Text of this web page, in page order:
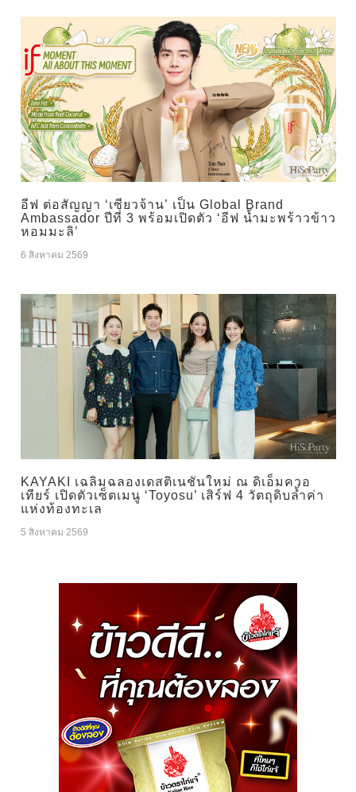
อีฟ ต่อสัญญา ‘เซียวจ้าน’ เป็น Global Brand
Ambassador ปีที่ 3 พร้อมเปิดตัว ‘อีฟ น้ำมะพร้าวข้าว
หอมมะลิ’
6 สิงหาคม 2569
KAYAKI เฉลิมฉลองเดสติเนชันใหม่ ณ ดิเอ็มควอ
เทียร์ เปิดตัวเซ็ตเมนู ‘Toyosu’ เสิร์ฟ 4 วัตถุดิบล้ำค่า
แห่งท้องทะเล
5 สิงหาคม 2569